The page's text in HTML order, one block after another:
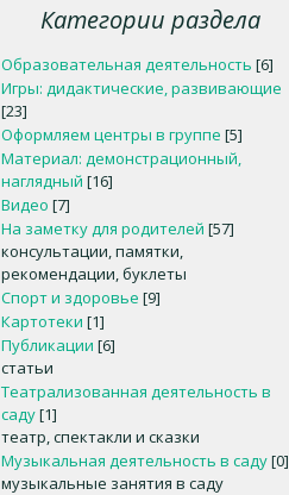
Категории раздела
Образовательная деятельность [6]
Игры: дидактические, развивающие
[23]
Оформляем центры в группе [5]
Материал: демонстрационный,
наглядный [16]
Видео [7]
На заметку для родителей [57]
консультации, памятки,
рекомендации, буклеты
Спорт и здоровье [9]
Картотеки [1]
Публикации [6]
статьи
Театрализованная деятельность в
саду[1]
театр, спектакли и сказки
Музыкальная деятельность в саду[0]
музыкальные занятия в саду